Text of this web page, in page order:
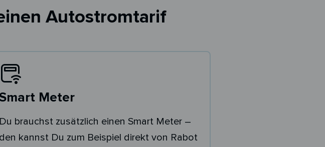
Autostromtarif
Meter
Du brauchst zusätzlich einen Smart Meter –
den kannst Du zum Beispiel direkt von Rabot